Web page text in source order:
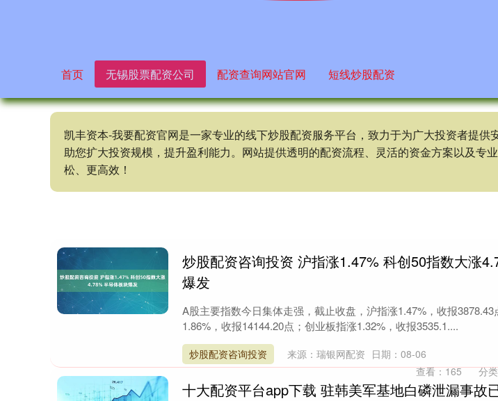
首页 无锡股票配资公司 配资查询网站官网 短线炒股配资
凯丰资本-我要配资官网是一家专业的线下炒股配资服务平台，致力于为广大投资者提
助您扩大投资规模，提升盈利能力。网站提供透明的配资流程、灵活的资金方案以及
松、更高效！
炒股配资咨询投资 沪指涨1.47% 科创50指数大涨
爆发
A股主要指数今日集体走强，截止收盘，沪指涨1.47%，收报
1.86%，收报14144.20点；创业板指涨1.32%，收报3535.1....
炒股配资咨询投资 来源：瑞银网配资 日期：08-06
查看：165 分
十大配资平台app下载 驻韩美军基地白磷泄漏事故